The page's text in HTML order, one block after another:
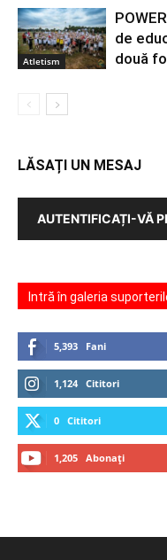
Atletism
de
două
LĂSAȚI UN MESAJ
AUTENTIFICAȚI-VĂ
Intră în galeria
5,393 Fani
1,124 Cititori
0 Cititori
1,205 Abonați